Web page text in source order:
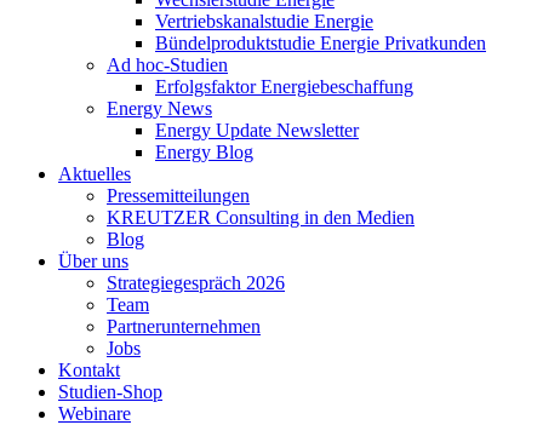
Vertriebskanalstudie Energie
Bündelproduktstudie Energie Privatkunden
Ad hoc-Studien
Erfolgsfaktor Energiebeschaffung
Energy News
Energy Update Newsletter
Energy Blog
Aktuelles
Pressemitteilungen
KREUTZER Consulting in den Medien
Blog
Über uns
Strategiegespräch 2026
Team
Partnerunternehmen
Jobs
Kontakt
Studien-Shop
Webinare